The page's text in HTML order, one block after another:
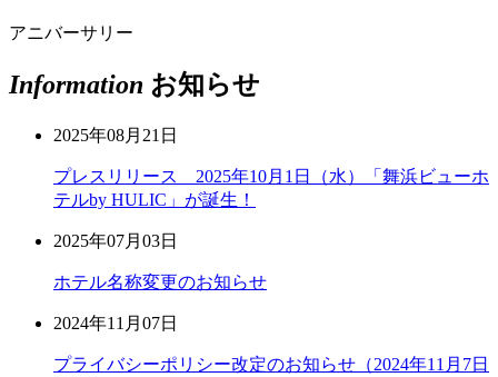
アニバーサリー
Information お知らせ
2025年08月21日
プレスリリース 2025年10月1日（水）「舞浜ビューホ
テルby HULIC」が誕生！
2025年07月03日
ホテル名称変更のお知らせ
2024年11月07日
プライバシーポリシー改定のお知らせ（2024年11月7日